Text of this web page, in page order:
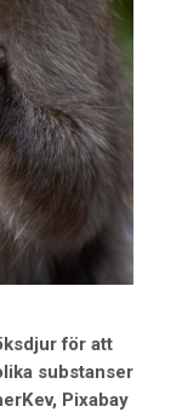
för att
substanser
Pixabay